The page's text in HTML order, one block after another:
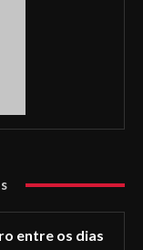
entre os dias